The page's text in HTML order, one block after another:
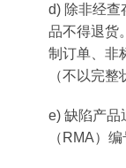
d) 除非经查
品不得退货
制订单、非
（不以完整
e) 缺陷产品
（RMA）